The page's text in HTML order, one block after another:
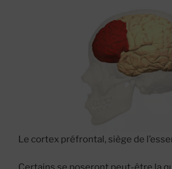
Le cortex préfrontal, siège de